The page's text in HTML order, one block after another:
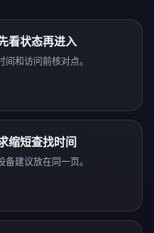
看状态再进入
和访问前核对点。
缩短查找时间
建议放在同一页。